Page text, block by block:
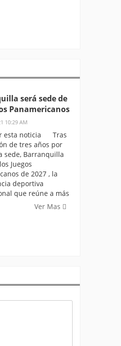
será sede de
Panamericanos
10:29 AM
esta noticia Tras
de tres años por
sede, Barranquilla
Juegos
de 2027 , la
deportiva
que reúne a más
Ver Mas